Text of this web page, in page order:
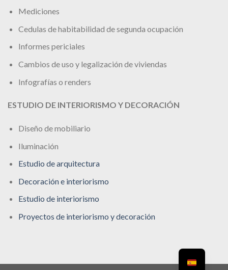
Mediciones
Cedulas de habitabilidad de segunda ocupación
Informes periciales
Cambios de uso y legalización de viviendas
Infografías o renders
ESTUDIO DE INTERIORISMO Y DECORACIÓN
Diseño de mobiliario
Iluminación
Estudio de arquitectura
Decoración e interiorismo
Estudio de interiorismo
Proyectos de interiorismo y decoración